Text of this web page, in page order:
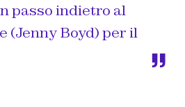
passo indietro al
(Jenny Boyd) per il